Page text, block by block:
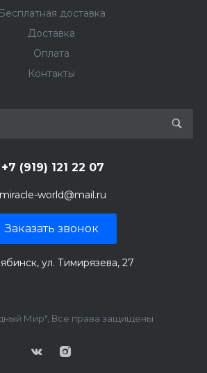
Бесплатная доставка
Доставка
Оплата
Контакты
+7 (919) 121 22 07
miracle-world@mail.ru
Заказать звонок
ул. Тимирязева, 27
Мир", Все права защищены